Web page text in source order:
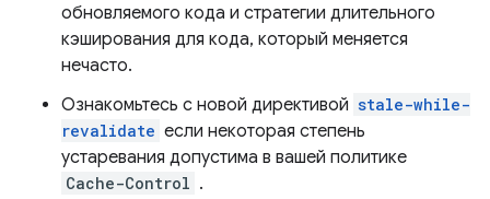
обновляемого кода и стратегии длительного
кэширования для кода, который меняется
нечасто.
Ознакомьтесь с новой директивой stale-while-
revalidate если некоторая степень
устаревания допустима в вашей политике
Cache-Control .